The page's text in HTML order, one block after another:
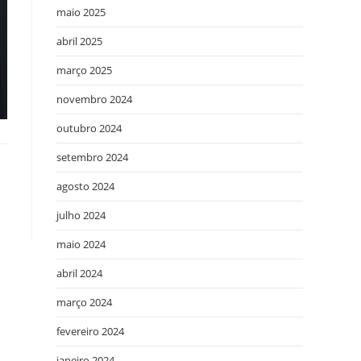
maio 2025
abril 2025
março 2025
novembro 2024
outubro 2024
setembro 2024
agosto 2024
julho 2024
maio 2024
abril 2024
março 2024
fevereiro 2024